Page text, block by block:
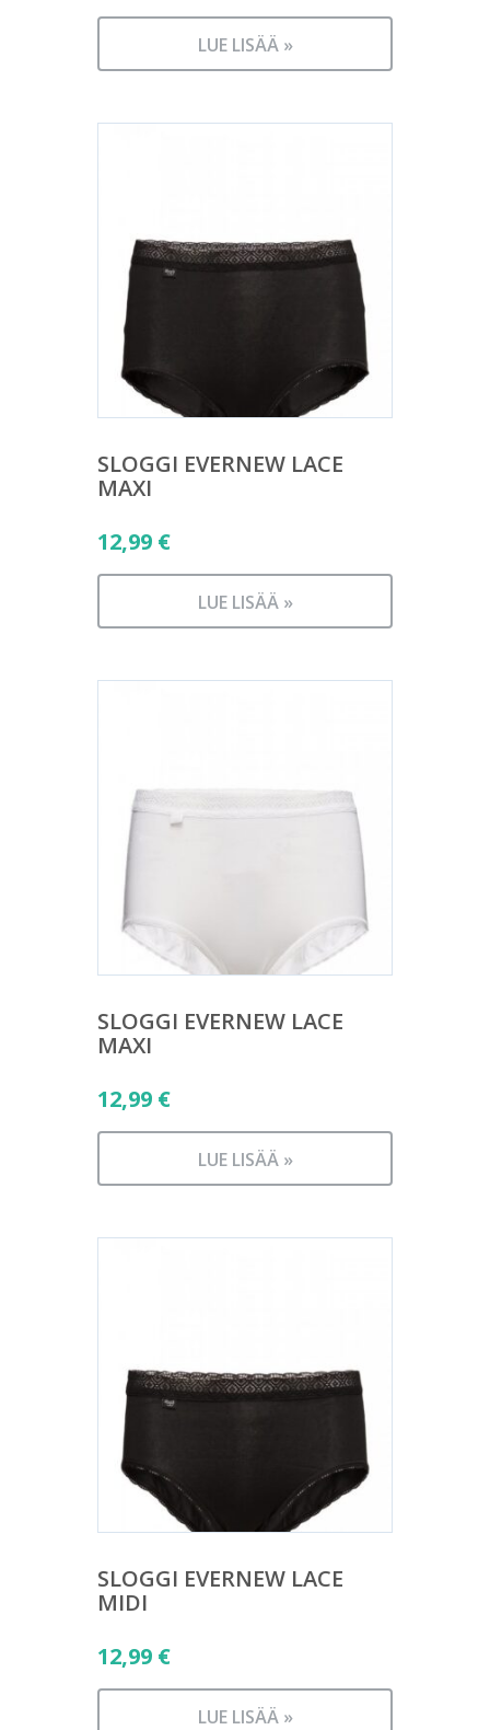
LUE LISÄÄ »
SLOGGI EVERNEW LACE
MAXI
12,99 €
LUE LISÄÄ »
SLOGGI EVERNEW LACE
MAXI
12,99 €
LUE LISÄÄ »
SLOGGI EVERNEW LACE
MIDI
12,99 €
LUE LISÄÄ »